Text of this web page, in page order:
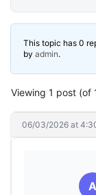
This topic has 0
by admin.
Viewing 1 post (of
06/03/2026 at
A